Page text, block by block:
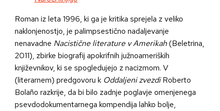
Roman iz leta 1996, ki ga je kritika sprejela z veliko
naklonjenostjo, je palimpsestično nadaljevanje
nenavadne Nacistične literature v Amerikah(Beletrina,
2011), zbirke biografij apokrifnih južnoameriških
književnikov, ki se spogledujejo z nacizmom. V
(literarnem) predgovoru k Oddaljeni zvezdiRoberto
Bolaño razkrije, da bi bilo zadnje poglavje omenjenega
psevdodokumentarnega kompendija lahko bolje,